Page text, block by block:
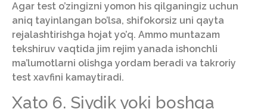
Agar test o’zingizni yomon his qilganingiz uchun
aniq tayinlangan bo’lsa, shifokorsiz uni qayta
rejalashtirishga hojat yo’q. Ammo muntazam
tekshiruv vaqtida jim rejim yanada ishonchli
ma’lumotlarni olishga yordam beradi va takroriy
test xavfini kamaytiradi.
Xato 6. Siydik yoki boshqa